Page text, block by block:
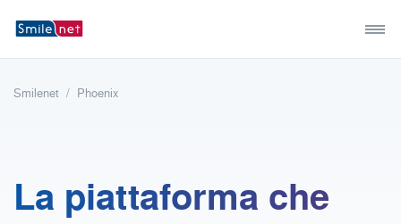
Smilenet Phoenix
La piattaforma che